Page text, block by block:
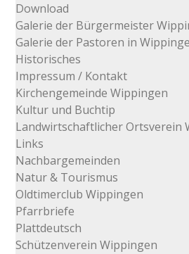
Download
Galerie der Bürgermeister
Galerie der Pastoren in
Historisches
Impressum / Kontakt
Kirchengemeinde Wippingen
Kultur und Buchtip
Landwirtschaftlicher Ortsverein
Links
Nachbargemeinden
Natur & Tourismus
Oldtimerclub Wippingen
Pfarrbriefe
Plattdeutsch
Schützenverein Wippingen